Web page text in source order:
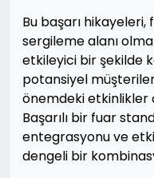
Bu başarı
sergileme alanı
etkileyici bir şekilde
potansiyel
önemdeki etkinlikler
Başarılı bir fuar
entegrasyonu ve
dengeli bir